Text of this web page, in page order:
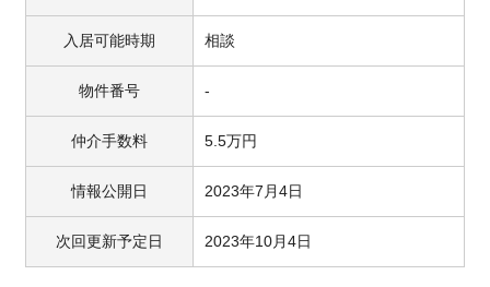
入居可能時期 相談
物件番号 -
仲介手数料 5.5万円
情報公開日 2023年7月4日
次回更新予定日 2023年10月4日